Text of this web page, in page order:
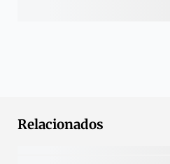
Relacionados